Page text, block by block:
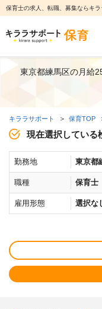
保育士の求人、転職、募集ならキ
東京都練馬区の月給
キララサポート 保育TOP
現在選択している
勤務地 東京都
職種 保育士
雇用形態 選択な